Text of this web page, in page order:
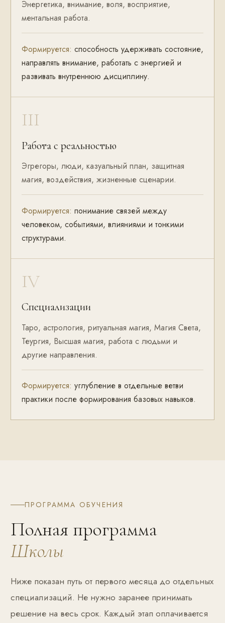
Энергетика, внимание, воля, восприятие,
ментальная работа.
Формируется: способность удерживать состояние,
направлять внимание, работать с энергией и
развивать внутреннюю дисциплину.
III
Работа с реальностью
Эгрегоры, люди, казуальный план, защитная
магия, воздействия, жизненные сценарии.
Формируется: понимание связей между
человеком, событиями, влияниями и тонкими
структурами.
IV
Специализации
Таро, астрология, ритуальная магия, Магия Света,
Теургия, Высшая магия, работа с людьми и
другие направления.
Формируется: углубление в отдельные ветви
практики после формирования базовых навыков.
ПРОГРАММА ОБУЧЕНИЯ
Полная программа
Школы
Ниже показан путь от первого месяца до отдельных
специализаций. Не нужно заранее принимать
решение на весь срок. Каждый этап оплачивается